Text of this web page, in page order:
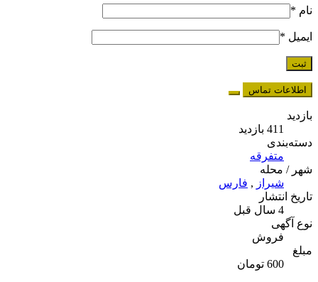
نام *
ایمیل *
اطلاعات تماس
بازدید
411 بازدید
دسته‌بندی
متفرقه
شهر / محله
شیراز , فارس
تاریخ انتشار
4 سال قبل
نوع آگهی
فروش
مبلغ
600 تومان